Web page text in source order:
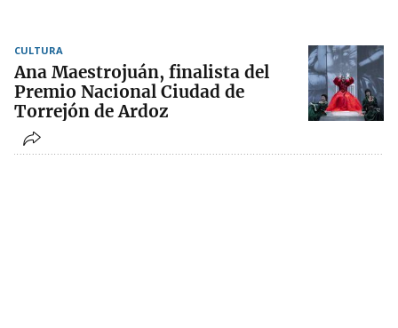
CULTURA
Ana Maestrojuán, finalista del
Premio Nacional Ciudad de
Torrejón de Ardoz